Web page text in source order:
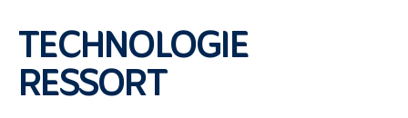
TECHNOLOGIE
RESSORT